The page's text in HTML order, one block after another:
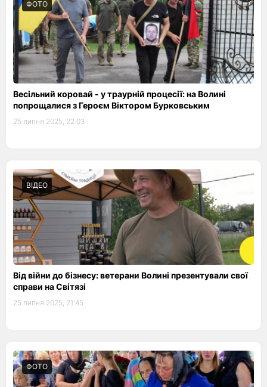
ФОТО
Весільний коровай - у траурній процесії: на Волині
попрощалися з Героєм Віктором Бурковським
25 липня 2025, 22:03
ВІДЕО
Від війни до бізнесу: ветерани Волині презентували свої
справи на Світязі
25 липня 2025, 21:45
ФОТО